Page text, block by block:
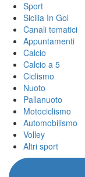
Sport
Sicilia In Gol
Canali tematici
Appuntamenti
Calcio
Calcio a 5
Ciclismo
Nuoto
Pallanuoto
Motociclismo
Automobilismo
Volley
Altri sport